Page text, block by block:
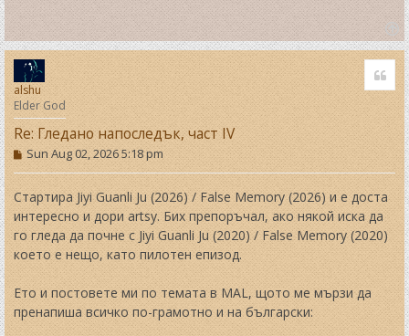
T
o
p
alshu
Elder God
Re: Гледано напоследък, част IV
P
o
s
t
Sun Aug 02, 2026 5:18 pm
Стартира Jiyi Guanli Ju (2026) / False Memory (2026) и е доста
интересно и дори artsy. Бих препоръчал, ако някой иска да
го гледа да почне с Jiyi Guanli Ju (2020) / False Memory (2020)
което е нещо, като пилотен епизод.
Ето и постовете ми по темата в MAL, щото ме мързи да
пренапиша всичко по-грамотно и на български: